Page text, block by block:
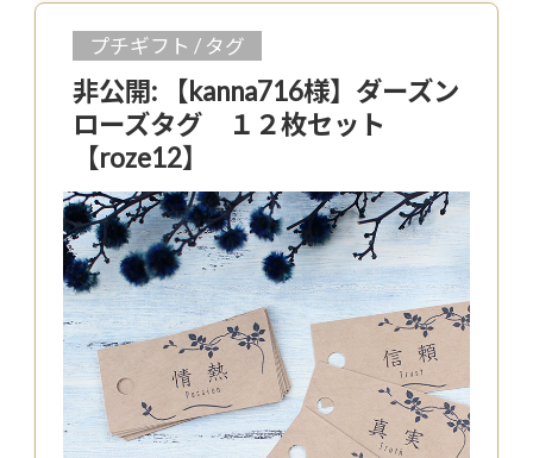
プチギフト / タグ
非公開: 【kanna716様】ダーズン
ローズタグ １２枚セット
【roze12】